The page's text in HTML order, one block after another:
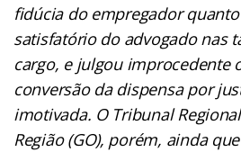
fidúcia do empregador
satisfatório do advogado nas
cargo, e julgou improcedente
conversão da dispensa por
imotivada. O Tribunal
Região (GO), porém, ainda